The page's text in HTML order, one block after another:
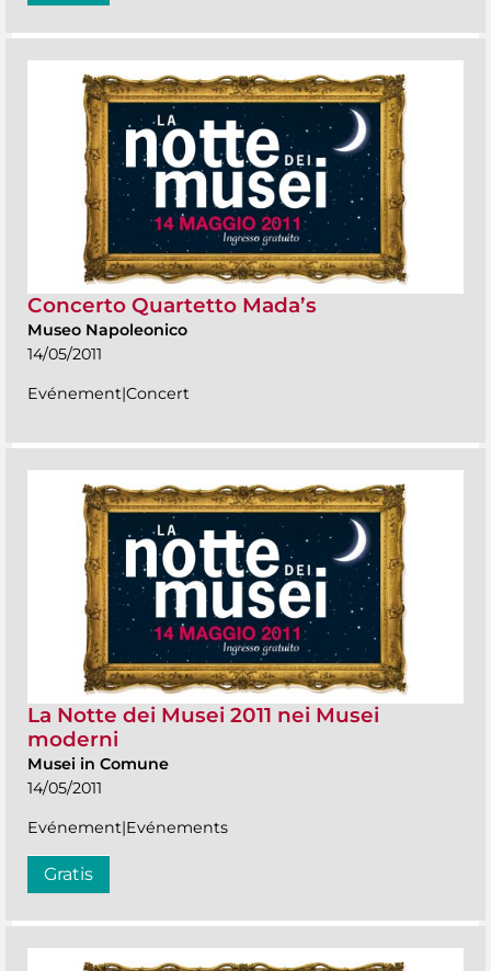
Concerto Quartetto Mada’s
Museo Napoleonico
14/05/2011
Evénement|Concert
La Notte dei Musei 2011 nei Musei
moderni
Musei in Comune
14/05/2011
Evénement|Evénements
Gratis